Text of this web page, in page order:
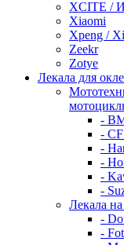
XCITE /
Xiaomi
Xpeng /
Zeekr
Zotye
Лекала для
-
-
-
-
-
-
Лекала
-
-